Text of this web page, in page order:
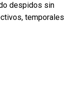
despidos sin
temporales